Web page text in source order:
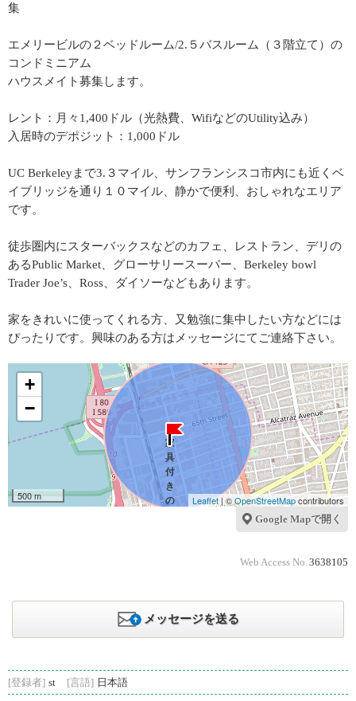
集
エメリービルの２ベッドルーム/2.５バスルーム（３階立て）の
コンドミニアム
ハウスメイト募集します。
レント：月々1,400ドル（光熱費、WifiなどのUtility込み）
入居時のデポジット：1,000ドル
UC Berkeleyまで3.３マイル、サンフランシスコ市内にも近くベ
イブリッジを通り１０マイル、静かで便利、おしゃれなエリア
です。
徒歩圏内にスターバックスなどのカフェ、レストラン、デリの
あるPublic Market、グローサリースーパー、Berkeley bowl
Trader Joe’s、Ross、ダイソーなどもあります。
家をきれいに使ってくれる方、又勉強に集中したい方などには
ぴったりです。興味のある方はメッセージにてご連絡下さい。
+
−
500 m Leaflet | ©OpenStreetMapcontributors
Google Mapで開く
Web Access No. 3638105
メッセージを送る
[登録者] st [言語] 日本語